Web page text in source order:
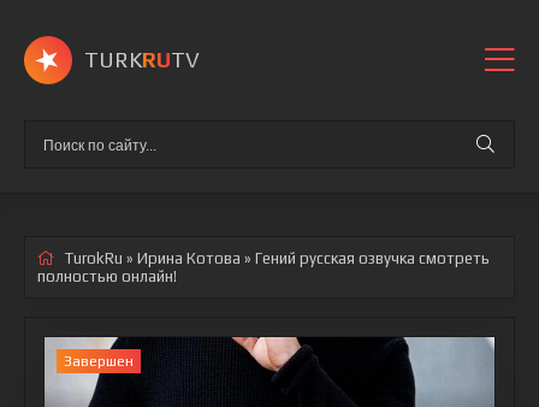
TURKRUTV
TurokRu » Ирина Котова » Гений русская озвучка смотреть
полностью онлайн!
Завершен